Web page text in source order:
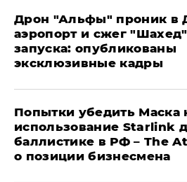
Дрон "Альфы" проник в
аэропорт и сжег
запуска: опубликованы
эксклюзивные кадры
Попытки убедить Маска
использование Starlink
баллистике в РФ – The
о позиции бизнесмена